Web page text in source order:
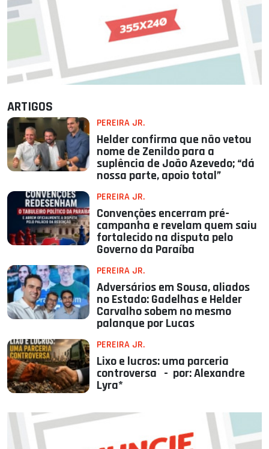
ARTIGOS
PEREIRA JR.
Helder confirma que não vetou
nome de Zenildo para a
suplência de João Azevedo; “dá
nossa parte, apoio total”
PEREIRA JR.
Convenções encerram pré-
campanha e revelam quem saiu
fortalecido na disputa pelo
Governo da Paraíba
PEREIRA JR.
Adversários em Sousa, aliados
no Estado: Gadelhas e Helder
Carvalho sobem no mesmo
palanque por Lucas
PEREIRA JR.
Lixo e lucros: uma parceria
controversa - por: Alexandre
Lyra*